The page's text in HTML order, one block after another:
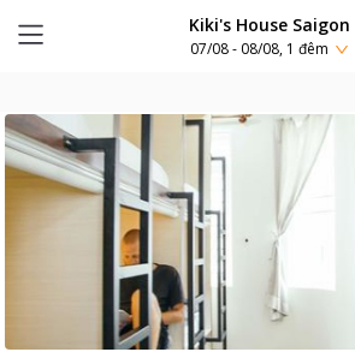
Kiki's House Saigon
07/08 - 08/08, 1 đêm